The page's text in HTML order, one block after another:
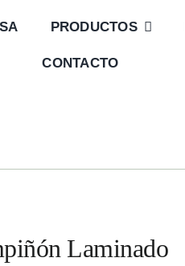
PRODUCTOS
CONTACTO
Laminado